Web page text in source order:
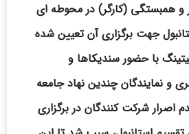
و همبستگی (کارگر) در محوطه ای
جهت برگزاری آن تعیین شده
با حضور سندیکاها و
و نمایندگان چندین نهاد جامعه
اصرار شرکت کنندگان در برگزاری